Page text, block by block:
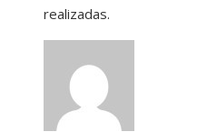
realizadas.